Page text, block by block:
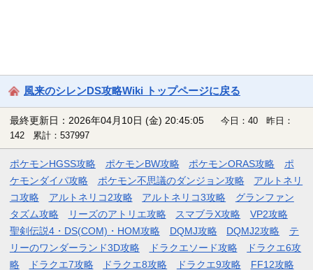
風来のシレンDS攻略Wiki トップページに戻る
最終更新日：2026年04月10日 (金) 20:45:05
今日：40 昨日：
142 累計：537997
ポケモンHGSS攻略 ポケモンBW攻略 ポケモンORAS攻略
ポ
ケモンダイパ攻略
ポケモン不思議のダンジョン攻略
アルトネリ
コ攻略
アルトネリコ2攻略 アルトネリコ3攻略
グランファン
タズム攻略
リーズのアトリエ攻略 スマブラX攻略
VP2攻略
聖剣伝説4・DS(COM)・HOM攻略
DQMJ攻略 DQMJ2攻略
テ
リーのワンダーランド3D攻略
ドラクエソード攻略
ドラクエ6攻
略
ドラクエ7攻略 ドラクエ8攻略 ドラクエ9攻略 FF12攻略